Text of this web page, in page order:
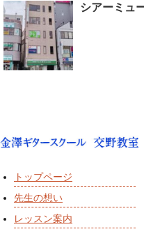
シアーミュ
トップページ
先生の想い
レッスン案内